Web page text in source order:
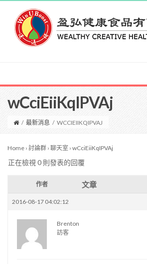
wCciEiiKqIPVAj
/ 最新消息 / WCCIEIIKQIPVAJ
Home › 討論群 › 聊天室 › wCciEiiKqIPVAj
正在檢視 0 則發表的回覆
作者 文章
2016-08-17 04:02:12
Brenton
訪客